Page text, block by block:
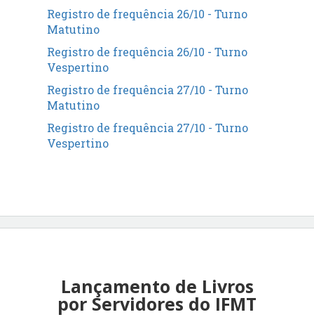
Registro de frequência 26/10 - Turno
Matutino
Registro de frequência 26/10 - Turno
Vespertino
Registro de frequência 27/10 - Turno
Matutino
Registro de frequência 27/10 - Turno
Vespertino
Lançamento de Livros
por Servidores do IFMT